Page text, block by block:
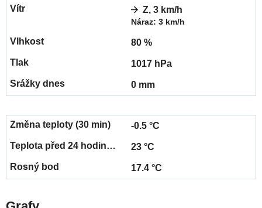
Z, 3 km/h
Náraz: 3 km/h
80 %
1017 hPa
0 mm
-0.5 °C
23 °C
17.4 °C